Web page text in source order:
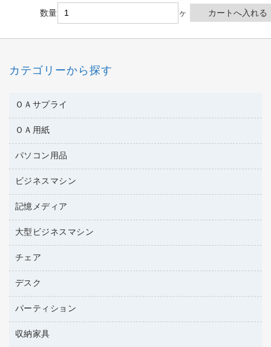
数量 ヶ
カテゴリーから探す
ＯＡサプライ
互換インクカートリッジ
ワープロリボン
リサイクルトナー（リターン方式）
リサイクルトナー（プール方式）
リサイクルインクカートリッジ
ファクシミリトナー
トナーカートリッジ
コピートナー
ＯＡ用紙
名刺用紙
帳票用紙／フォーム用紙
ワープロ用紙
ラベル用紙
プロッター用紙
ハガキ用紙
その他コピー用紙・プリンタ用紙
コピー用紙
パソコン用品
パソコン周辺機器
各種ケーブル
マウスパッド
マウス
パソコンバッグ／収納用品
ネットワーク／ＬＡＮ機器
ネットワーク／ＬＡＮアクセサリー
セキュリティ用品
ビジネスマシン
電話機
レーザープリンタ／複合機
メモリーカード
プロジェクタ
ファクシミリ
デジタルカメラ
スキャナー
記憶メディア
ブルーレイディスク
ＣＤ－ＲＷ
ＣＤ－Ｒ
メディア収納用品
大型ビジネスマシン
プリンタ
チェア
応接イス・ベンチ
オフィスチェア
デスク
ミーティングテーブル
デスク
パーティション
ホワイトボード・黒板
収納家具